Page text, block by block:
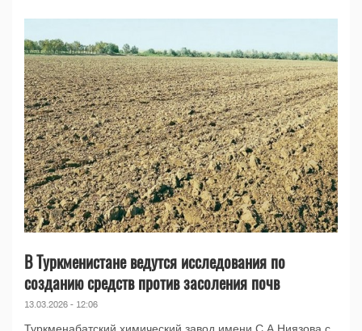
В Туркменистане ведутся исследования по
созданию средств против засоления почв
13.03.2026 - 12:06